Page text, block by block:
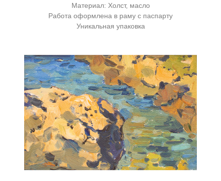
Материал: Холст, масло
Работа оформлена в раму с паспарту
Уникальная упаковка